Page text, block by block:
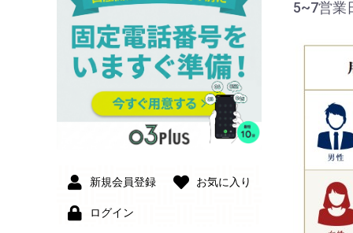
5~7営業
新規会員登録 お気に入り
ログイン